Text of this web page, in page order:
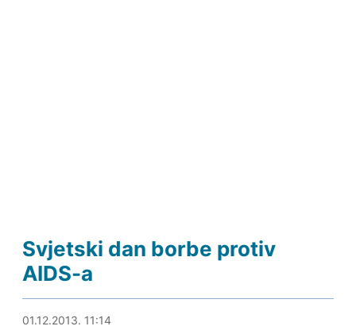
Svjetski dan borbe protiv
AIDS-a
01.12.2013. 11:33
01.12.2013. 11:14